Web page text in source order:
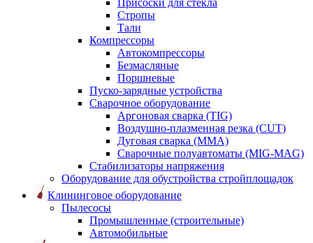
Присоски для стекла
Стропы
Тали
Компрессоры
Автокомпрессоры
Безмасляные
Поршневые
Пуско-зарядные устройства
Сварочное оборудование
Аргоновая сварка (TIG)
Воздушно-плазменная резка (CUT)
Дуговая сварка (ММА)
Сварочные полуавтоматы (MIG-MAG)
Стабилизаторы напряжения
Оборудование для обустройства стройплощадок
Клининговое оборудование
Пылесосы
Промышленные (строительные)
Автомобильные